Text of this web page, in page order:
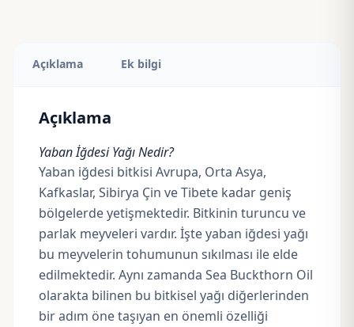
Açıklama Ek bilgi
Açıklama
Yaban İğdesi Yağı Nedir?
Yaban iğdesi bitkisi Avrupa, Orta Asya,
Kafkaslar, Sibirya Çin ve Tibete kadar geniş
bölgelerde yetişmektedir. Bitkinin turuncu ve
parlak meyveleri vardır. İşte yaban iğdesi yağı
bu meyvelerin tohumunun sıkılması ile elde
edilmektedir. Aynı zamanda Sea Buckthorn Oil
olarakta bilinen bu bitkisel yağı diğerlerinden
bir adım öne taşıyan en önemli özelliği